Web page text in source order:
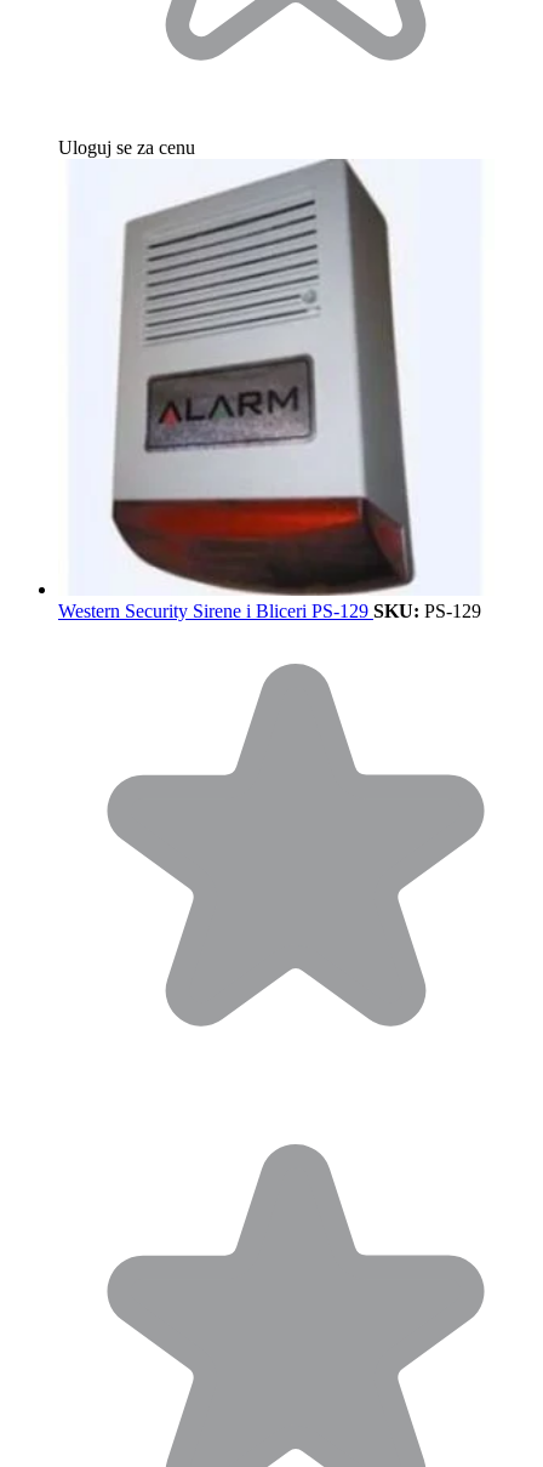
Uloguj se za cenu
Western Security Sirene i Bliceri PS-129 SKU: PS-129